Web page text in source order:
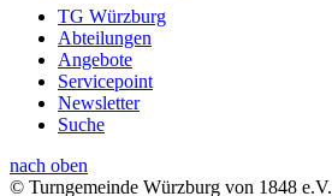
TG Würzburg
Abteilungen
Angebote
Servicepoint
Newsletter
Suche
nach oben
© Turngemeinde Würzburg von 1848 e.V.